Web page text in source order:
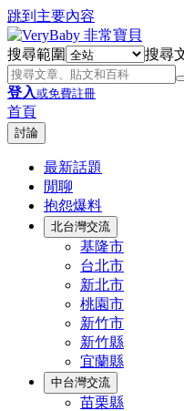
跳到主要內容
搜尋範圍 搜尋
登入或免費註冊
首頁
討論
最新話題
閒聊
抱怨爆料
北台灣交流
基隆市
台北市
新北市
桃園市
新竹市
新竹縣
宜蘭縣
中台灣交流
苗栗縣